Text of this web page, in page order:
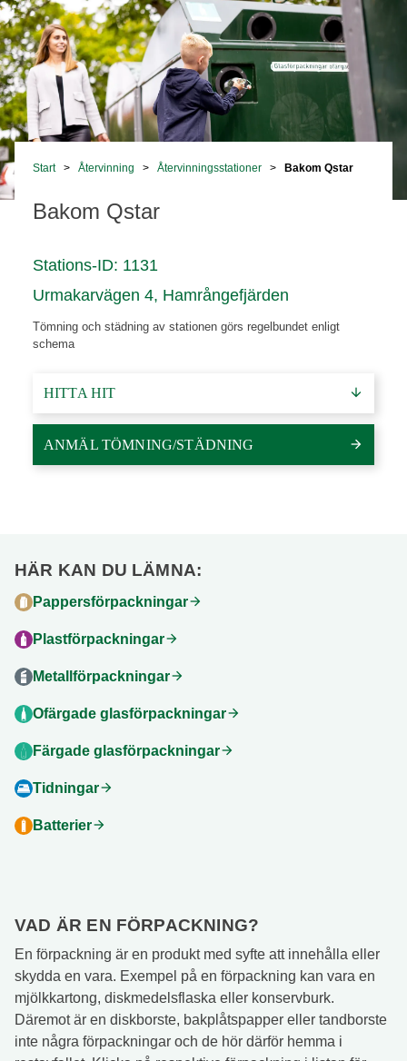
Start > Återvinning > Återvinningsstationer > Bakom Qstar
Bakom Qstar
Stations-ID: 1131
Urmakarvägen 4, Hamrångefjärden
Tömning och städning av stationen görs regelbundet enligt
schema
HITTA HIT arrow_downward
ANMÄL TÖMNING/STÄDNING arrow_forward
HÄR KAN DU LÄMNA:
Pappersförpackningararrow_forward
Plastförpackningararrow_forward
Metallförpackningararrow_forward
Ofärgade glasförpackningararrow_forward
Färgade glasförpackningararrow_forward
Tidningararrow_forward
Batterierarrow_forward
VAD ÄR EN FÖRPACKNING?
En förpackning är en produkt med syfte att innehålla eller
skydda en vara. Exempel på en förpackning kan vara en
mjölkkartong, diskmedelsflaska eller konservburk.
Däremot är en diskborste, bakplåtspapper eller tandborste
inte några förpackningar och de hör därför hemma i